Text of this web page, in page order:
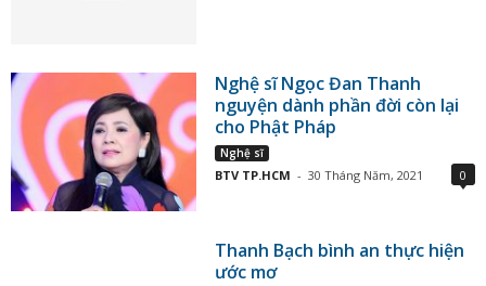
Nghệ sĩ Ngọc Đan Thanh
nguyện dành phần đời còn lại
cho Phật Pháp
Nghệ sĩ
BTV TP.HCM - 30 Tháng Năm, 2021 0
Thanh Bạch bình an thực hiện
ước mơ